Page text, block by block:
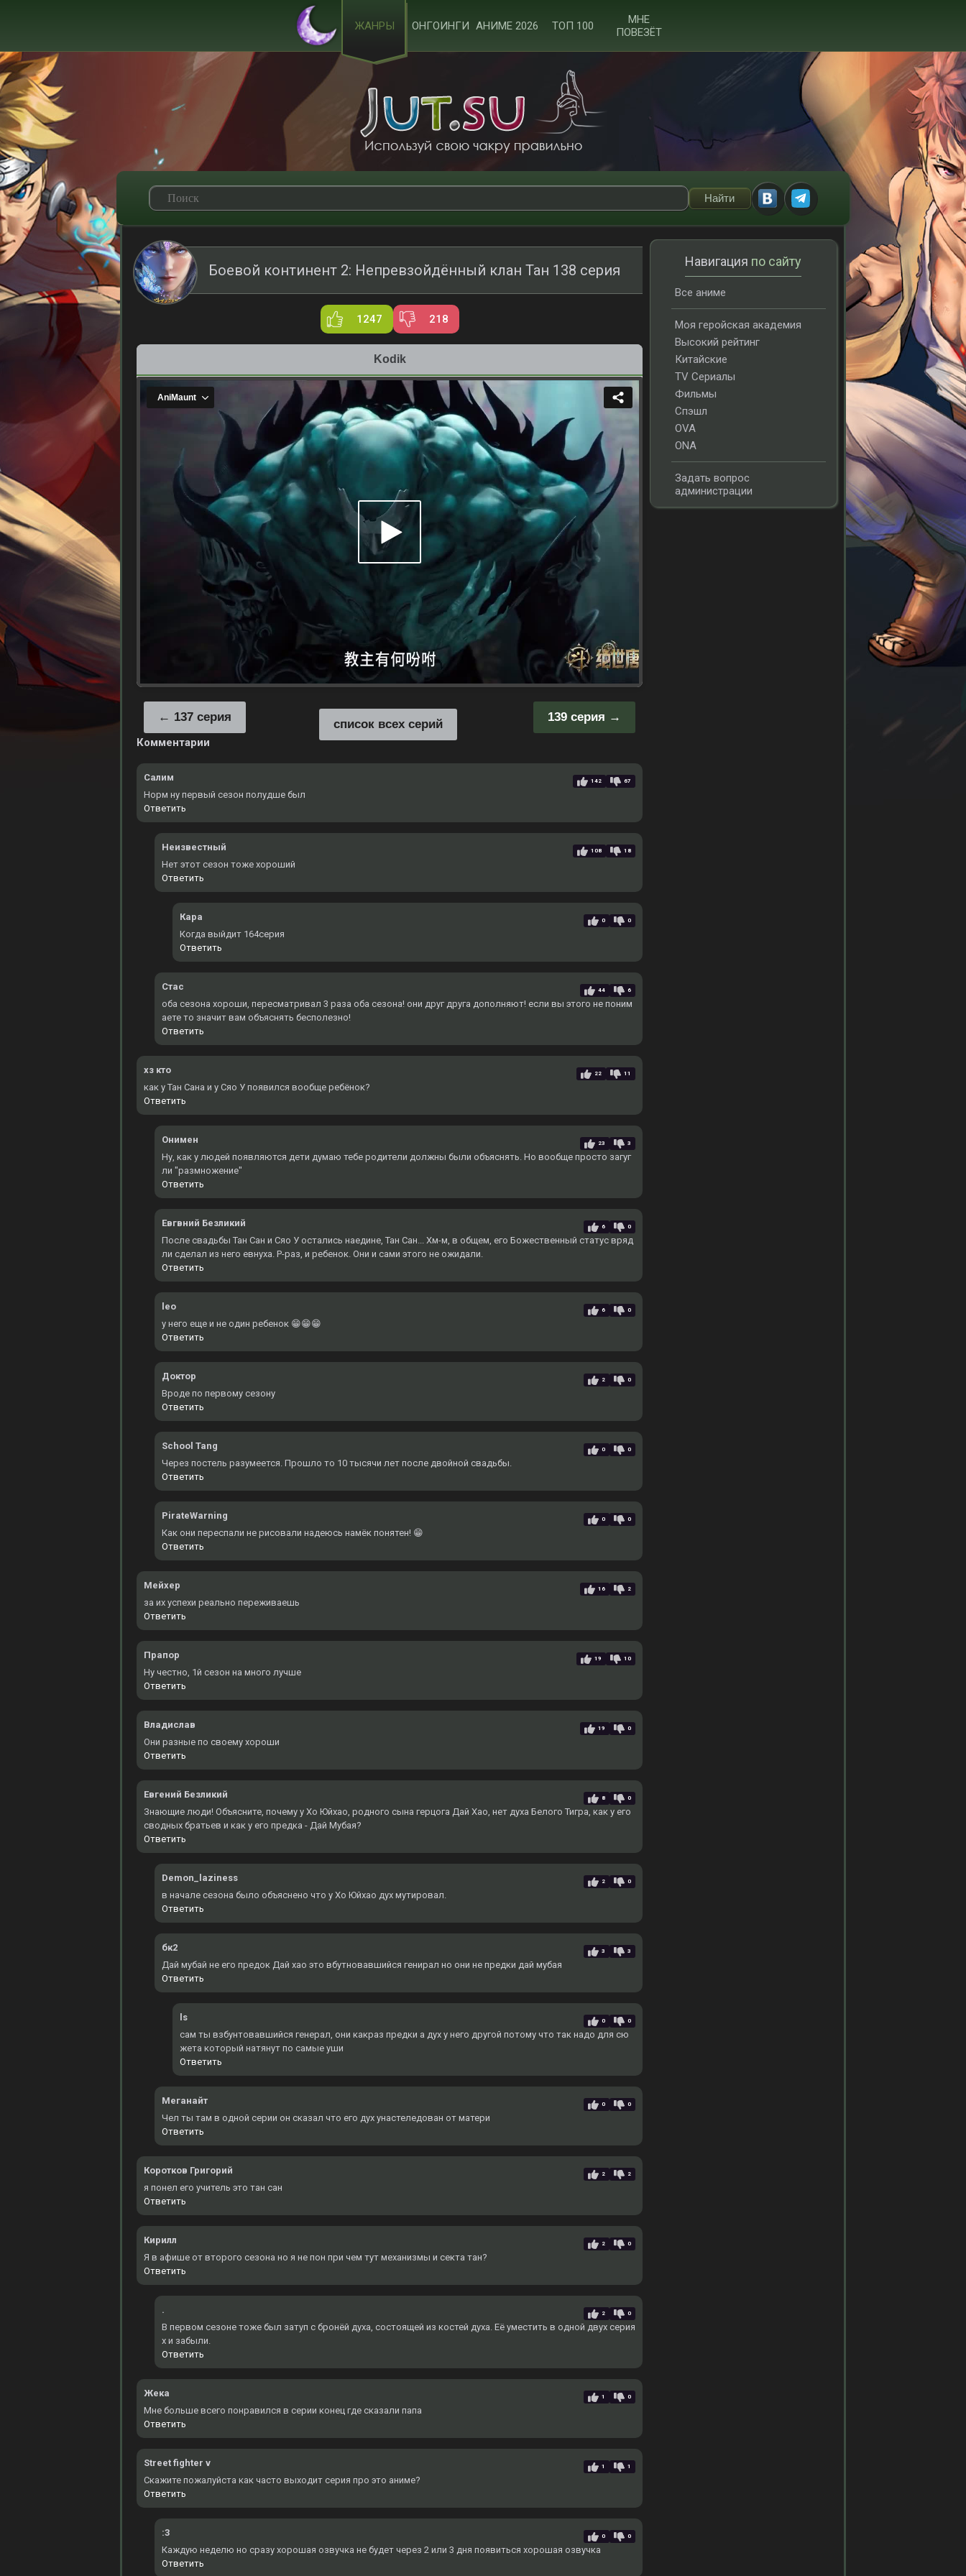
ЖАНРЫ ОНГОИНГИ АНИМЕ 2026 ТОП 100
МНЕ
ПОВЕЗЁТ
Боевой континент 2: Непревзойдённый клан Тан 138 серия
1247 218
Kodik
139 серия
137 серия
список всех серий
Комментарии
Салим 142 67
Норм ну первый сезон полудше был
Ответить
Неизвестный 108 18
Нет этот сезон тоже хороший
Ответить
Кара 0 0
Когда выйдит 164серия
Ответить
Стас 44 6
оба сезона хороши, пересматривал 3 раза оба сезона! они друг друга дополняют! если вы этого не поним
аете то значит вам объяснять бесполезно!
Ответить
хз кто 22 11
как у Тан Сана и у Сяо У появился вообще ребёнок?
Ответить
Онимен 23 3
Ну, как у людей появляются дети думаю тебе родители должны были объяснять. Но вообще просто загуг
ли "размножение"
Ответить
Евгвний Безликий 6 0
После свадьбы Тан Сан и Сяо У остались наедине, Тан Сан... Хм-м, в общем, его Божественный статус вряд
ли сделал из него евнуха. Р-раз, и ребенок. Они и сами этого не ожидали.
Ответить
leo 6 0
у него еще и не один ребенок 😁😁😁
Ответить
Доктор 2 0
Вроде по первому сезону
Ответить
School Tang 0 0
Через постель разумеется. Прошло то 10 тысячи лет после двойной свадьбы.
Ответить
PirateWarning 0 0
Как они переспали не рисовали надеюсь намёк понятен! 😁
Ответить
Мейхер 16 2
за их успехи реально переживаешь
Ответить
Прапор 19 10
Ну честно, 1й сезон на много лучше
Ответить
Владислав 19 0
Они разные по своему хороши
Ответить
Евгений Безликий 8 0
Знающие люди! Объясните, почему у Хо Юйхао, родного сына герцога Дай Хао, нет духа Белого Тигра, как у его
сводных братьев и как у его предка - Дай Мубая?
Ответить
Demon_laziness 2 0
в начале сезона было объяснено что у Хо Юйхао дух мутировал.
Ответить
бк2 3 3
Дай мубай не его предок Дай хао это вбутновавшийся генирал но они не предки дай мубая
Ответить
ls 0 0
сам ты взбунтовавшийся генерал, они какраз предки а дух у него другой потому что так надо для сю
жета который натянут по самые уши
Ответить
Меганайт 0 0
Чел ты там в одной серии он сказал что его дух унастеледован от матери
Ответить
Коротков Григорий 2 2
я понел его учитель это тан сан
Ответить
Кирилл 2 0
Я в афише от второго сезона но я не пон при чем тут механизмы и секта тан?
Ответить
. 2 0
В первом сезоне тоже был затуп с бронёй духа, состоящей из костей духа. Еë уместить в одной двух серия
х и забыли.
Ответить
Жека 1 0
Мне больше всего понравился в серии конец где сказали папа
Ответить
Street fighter v 1 1
Скажите пожалуйста как часто выходит серия про это аниме?
Ответить
:3 0 0
Каждую неделю но сразу хорошая озвучка не будет через 2 или 3 дня появиться хорошая озвучка
Ответить
Навигация по сайту
Все аниме
Моя геройская академия
Высокий рейтинг
Китайские
TV Сериалы
Фильмы
Спэшл
OVA
ONA
Задать вопрос
администрации